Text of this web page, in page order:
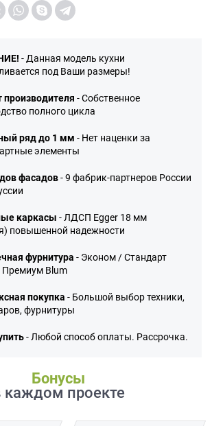
- Данная модель кухни
под Ваши размеры!
производителя - Собственное
полного цикла
ряд до 1 мм - Нет наценки за
элементы
фасадов- 9 фабрик-партнеров России
каркасы - ЛДСП Egger 18 мм
повышенной надежности
фурнитура - Эконом / Стандарт
Премиум Blum
покупка - Большой выбор техники,
фурнитуры
- Любой способ оплаты. Рассрочка.
Бонусы
каждом проекте